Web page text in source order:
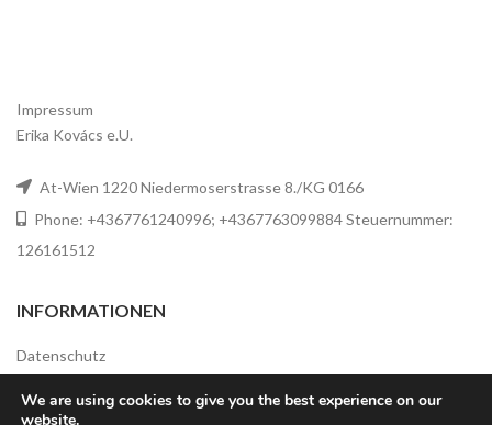
Impressum
Erika Kovács e.U.
At-Wien 1220 Niedermoserstrasse 8./KG 0166
Phone: +4367761240996; +4367763099884 Steuernummer:
126161512
INFORMATIONEN
Datenschutz
Widerrufsbelehrung
We are using cookies to give you the best experience on our
website.